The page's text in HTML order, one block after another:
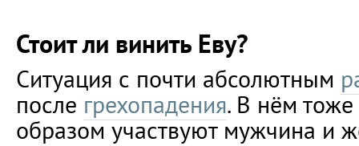
Стоит ли винить Еву?
Ситуация с почти абсолютным
после грехопадения. В нём
образом участвуют мужчина и